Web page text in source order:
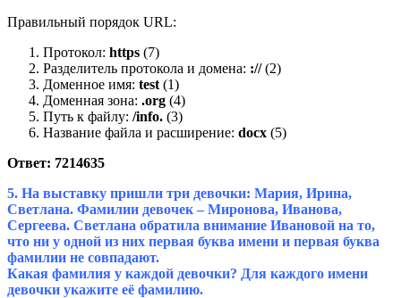
Правильный порядок URL:
Протокол: https (7)
Разделитель протокола и домена: ://(2)
Доменное имя: test (1)
Доменная зона: .org (4)
Путь к файлу: /info. (3)
Название файла и расширение: docx (5)
Ответ: 7214635
5. На выставку пришли три девочки: Мария, Ирина,
Светлана. Фамилии девочек – Миронова, Иванова,
Сергеева. Светлана обратила внимание Ивановой на то,
что ни у одной из них первая буква имени и первая буква
фамилии не совпадают.
Какая фамилия у каждой девочки? Для каждого имени
девочки укажите её фамилию.